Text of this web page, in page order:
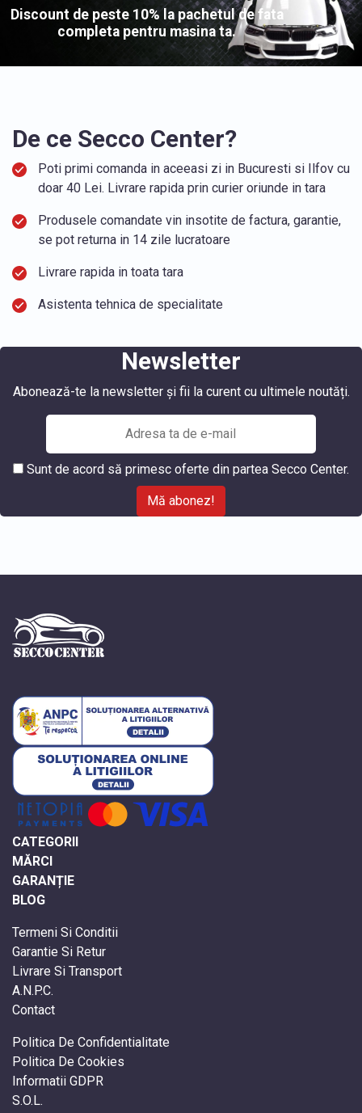
Discount de peste 10% la pachetul de fata
completa pentru masina ta.
De ce Secco Center?
Poti primi comanda in aceeasi zi in Bucuresti si Ilfov cu
doar 40 Lei. Livrare rapida prin curier oriunde in tara
Produsele comandate vin insotite de factura, garantie,
se pot returna in 14 zile lucratoare
Livrare rapida in toata tara
Asistenta tehnica de specialitate
Newsletter
Abonează-te la newsletter și fii la curent cu ultimele noutăți.
Sunt de acord să primesc oferte din partea Secco Center.
Mă abonez!
CATEGORII
MĂRCI
GARANȚIE
BLOG
Termeni Si Conditii
Garantie Si Retur
Livrare Si Transport
A.N.P.C.
Contact
Politica De Confidentialitate
Politica De Cookies
Informatii GDPR
S.O.L.